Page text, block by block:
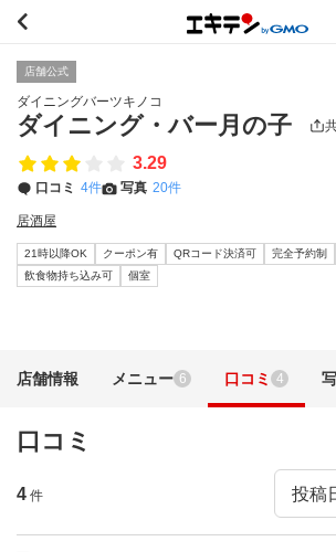
店舗公式
ダイニングバーツキノコ
ダイニング・バー月の子
3.29
口コミ 4件 写真 20件
居酒屋
21時以降OK クーポン有 QRコード決済可 完全予約制
飲食物持ち込み可
個室
店舗情報 メニュー 6 口コミ 4
口コミ
4 件